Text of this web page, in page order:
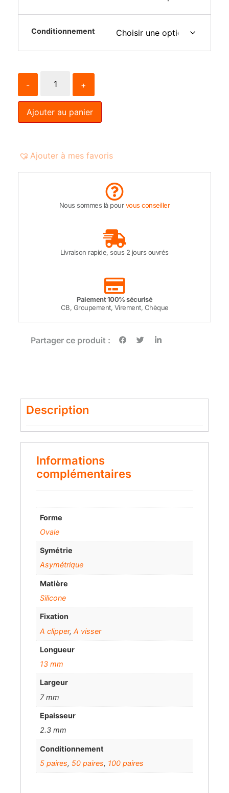
Conditionnement
- +
Ajouter au panier
Ajouter à mes favoris
Nous sommes là pourvous conseiller
Livraison rapide, sous 2 jours ouvrés
Paiement 100% sécurisé
CB, Groupement, Virement, Chèque
Partager ce produit :
Description
Informations
complémentaires
Forme
Ovale
Symétrie
Asymétrique
Matière
Silicone
Fixation
A clipper,A visser
Longueur
13 mm
Largeur
7 mm
Epaisseur
2.3 mm
Conditionnement
5 paires, 50 paires, 100 paires